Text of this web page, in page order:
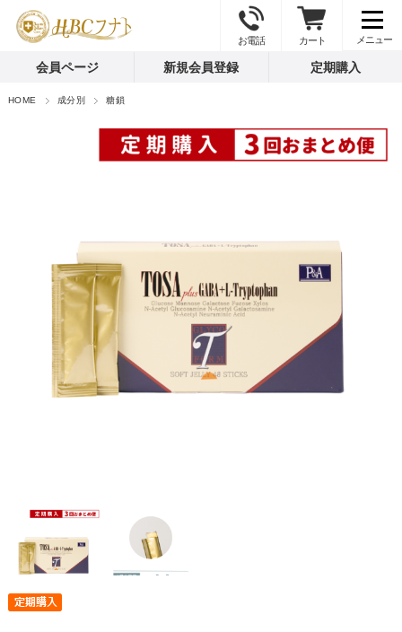
お電話 カート
会員ページ 新規会員登録 定期購入
HOME 成分別 糖鎖